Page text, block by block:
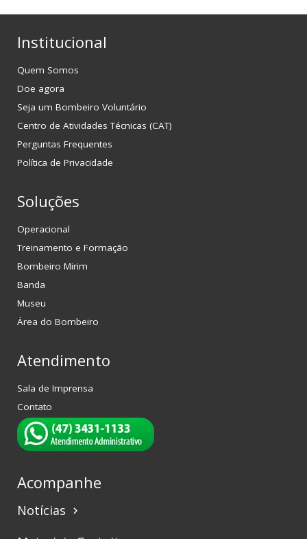
Institucional
Quem Somos
Doe agora
Seja um Bombeiro Voluntário
Centro de Atividades Técnicas (CAT)
Perguntas Frequentes
Política de Privacidade
Soluções
Operacional
Treinamento e Formação
Bombeiro Mirim
Banda
Museu
Área do Bombeiro
Atendimento
Sala de Imprensa
Contato
Acompanhe
Notícias keyboard_arrow_right